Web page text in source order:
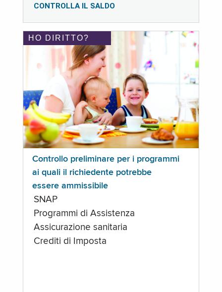
CONTROLLA IL SALDO
HO DIRITTO?
Controllo preliminare per i programmi
ai quali il richiedente potrebbe
essere ammissibile
SNAP
Programmi di Assistenza
Assicurazione sanitaria
Crediti di Imposta